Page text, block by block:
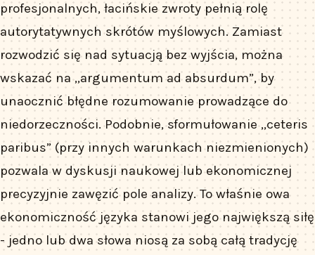
profesjonalnych, łacińskie zwroty pełnią rolę
autorytatywnych skrótów myślowych. Zamiast
rozwodzić się nad sytuacją bez wyjścia, można
wskazać na „argumentum ad absurdum”, by
unaocznić błędne rozumowanie prowadzące do
niedorzeczności. Podobnie, sformułowanie „ceteris
paribus” (przy innych warunkach niezmienionych)
pozwala w dyskusji naukowej lub ekonomicznej
precyzyjnie zawęzić pole analizy. To właśnie owa
ekonomiczność języka stanowi jego największą siłę
- jedno lub dwa słowa niosą za sobą całą tradycję